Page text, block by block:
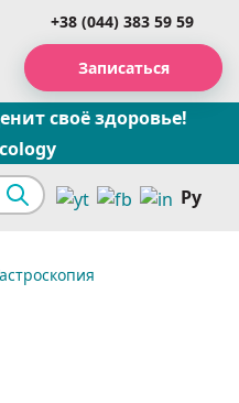
+38 (044) 383 59 59
Записаться
своё здоровье!
Ру